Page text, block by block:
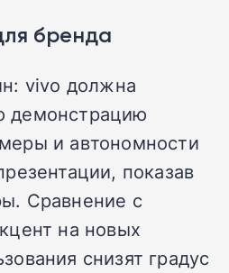
бренда
vivo должна
демонстрацию
и автономности
показав
Сравнение с
на новых
снизят градус